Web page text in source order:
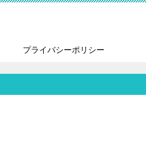
プライバシーポリシー